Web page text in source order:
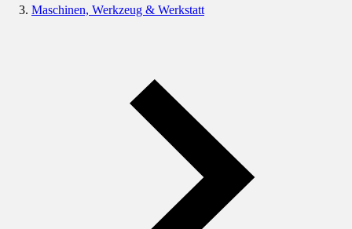
Maschinen, Werkzeug & Werkstatt